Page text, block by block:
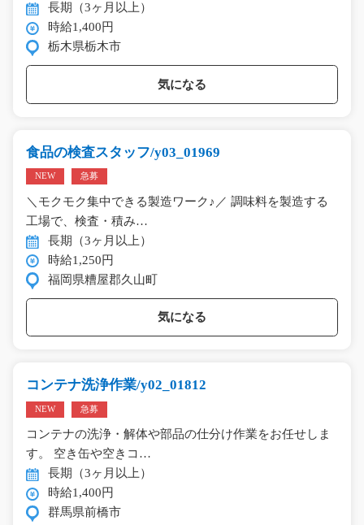
長期（3ヶ月以上）
時給1,400円
栃木県栃木市
気になる
食品の検査スタッフ/y03_01969
NEW 急募
＼モクモク集中できる製造ワーク♪／ 調味料を製造する
工場で、検査・積み…
長期（3ヶ月以上）
時給1,250円
福岡県糟屋郡久山町
気になる
コンテナ洗浄作業/y02_01812
NEW 急募
コンテナの洗浄・解体や部品の仕分け作業をお任せしま
す。 空き缶や空きコ…
長期（3ヶ月以上）
時給1,400円
群馬県前橋市